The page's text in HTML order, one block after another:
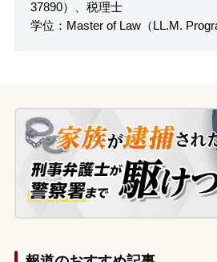
37890）、税理士
学位：Master of Law（LL.M.